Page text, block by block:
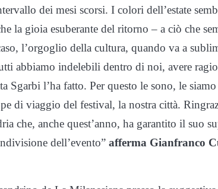
dei mesi scorsi. I colori dell’estate
la gioia esuberante del ritorno – a ciò che
l’orgoglio della cultura, quando va a
abbiamo indelebili dentro di noi, avere
Sgarbi l’ha fatto. Per questo le sono, le
di viaggio del festival, la nostra città.
che, anche quest’anno, ha garantito il suo
dell’evento” afferma Gianfranco